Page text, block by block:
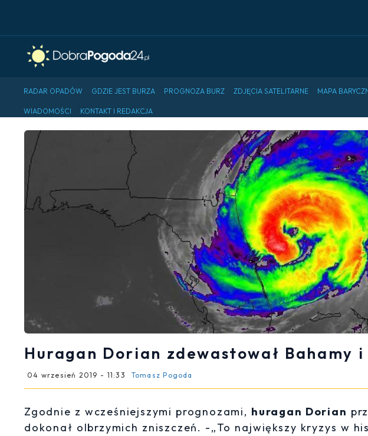
RADAR OPADÓW GDZIE JEST BURZA PROGNOZA BURZ ZDJĘCIA SATELITARNE MAPA
WIADOMOŚCI KONTAKT I REDAKCJA
Huragan Dorian zdewastował Bahamy
04 wrzesień 2019 - 11:33 Tomasz Pogoda
Zgodnie z wcześniejszymi prognozami, huragan Dorian
dokonał olbrzymich zniszczeń. -„To największy kryzys w